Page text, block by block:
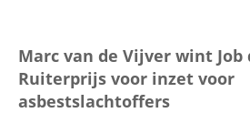
Marc van de Vijver wint Job
Ruiterprijs voor inzet voor
asbestslachtoffers